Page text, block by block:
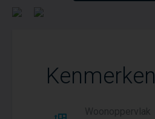
Kenmerken
Woonoppervlak